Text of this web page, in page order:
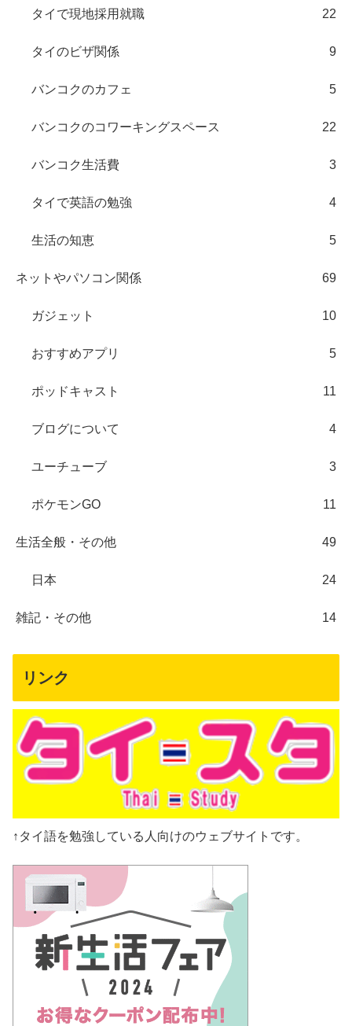
タイで現地採用就職 22
タイのビザ関係 9
バンコクのカフェ 5
バンコクのコワーキングスペース 22
バンコク生活費 3
タイで英語の勉強 4
生活の知恵 5
ネットやパソコン関係 69
ガジェット 10
おすすめアプリ 5
ポッドキャスト 11
ブログについて 4
ユーチューブ 3
ポケモンGO 11
生活全般・その他 49
日本 24
雑記・その他 14
リンク
↑タイ語を勉強している人向けのウェブサイトです。